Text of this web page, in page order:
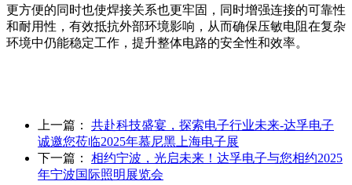
更方便的同时也使焊接关系也更牢固，同时增强连接的可靠性
和耐用性，有效抵抗外部环境影响，从而确保压敏电阻在复杂
环境中仍能稳定工作，提升整体电路的安全性和效率。
上一篇： ‌共赴科技盛宴，探索电子行业未来‌-达孚电子
诚邀您莅临2025年慕尼黑上海电子展‌
下一篇： 相约宁波，光启未来！‌达孚电子与您相约2025
年宁波国际照明展览会